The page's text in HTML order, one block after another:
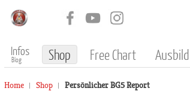
Infos
Blog Shop Free Chart
Home Shop Persönlicher BG5 Report